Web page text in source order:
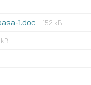
1.doc 152 kB
kB